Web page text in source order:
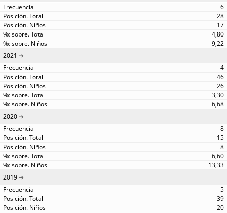
6
28
17
4,80
9,22
2021
4
46
26
3,30
6,68
2020
8
15
8
6,60
13,33
2019
5
39
20